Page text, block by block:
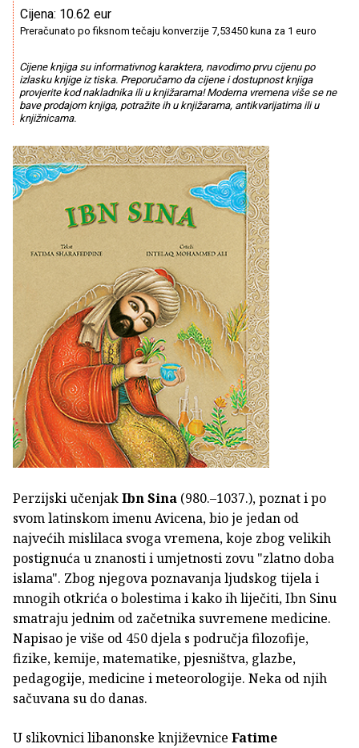
Cijena: 10.62 eur
Preračunato po fiksnom tečaju konverzije 7,53450 kuna za 1 euro
Cijene knjiga su informativnog karaktera, navodimo prvu cijenu po
izlasku knjige iz tiska. Preporučamo da cijene i dostupnost knjiga
provjerite kod nakladnika ili u knjižarama! Moderna vremena više se ne
bave prodajom knjiga, potražite ih u knjižarama, antikvarijatima ili u
knjižnicama.
Perzijski učenjakIbn Sina (980.–1037.), poznat i po
svom latinskom imenu Avicena, bio je jedan od
najvećih mislilaca svoga vremena, koje zbog velikih
postignuća u znanosti i umjetnosti zovu "zlatno doba
islama". Zbog njegova poznavanja ljudskog tijela i
mnogih otkrića o bolestima i kako ih liječiti, Ibn Sinu
smatraju jednim od začetnika suvremene medicine.
Napisao je više od 450 djela s područja filozofije,
fizike, kemije, matematike, pjesništva, glazbe,
pedagogije, medicine i meteorologije. Neka od njih
sačuvana su do danas.
U slikovnici libanonske književnice Fatime